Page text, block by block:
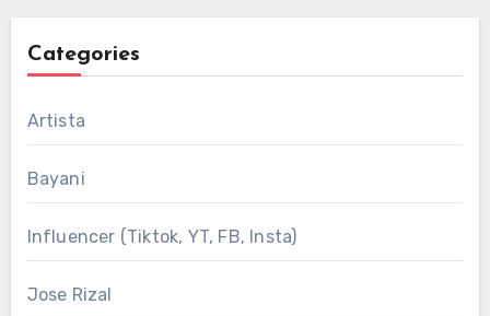
Categories
Artista
Bayani
Influencer (Tiktok, YT, FB, Insta)
Jose Rizal